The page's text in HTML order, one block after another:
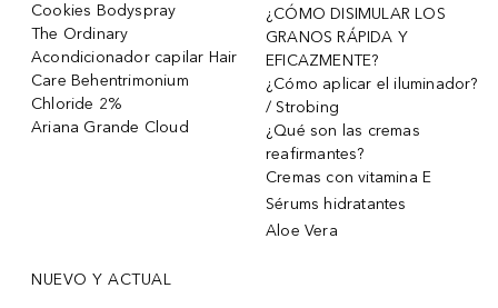
Cookies Bodyspray
The Ordinary
Acondicionador capilar Hair
Care Behentrimonium
Chloride 2%
Ariana Grande Cloud
¿CÓMO DISIMULAR LOS
GRANOS RÁPIDA Y
EFICAZMENTE?
¿Cómo aplicar el iluminador?
/ Strobing
¿Qué son las cremas
reafirmantes?
Cremas con vitamina E
Sérums hidratantes
Aloe Vera
NUEVO Y ACTUAL